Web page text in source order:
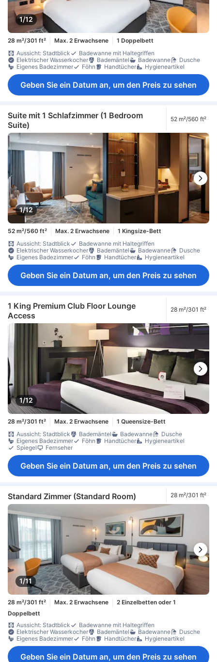
1/12
28 m²/301 ft² Max. 2 Erwachsene
1 Doppelbett
Aussicht: Stadtblick
Badewanne mit Haltegriffen
Elektrischer Wasserkocher
Bademäntel Badewanne
Dusche
Eigenes Badezimmer
Föhn Handtücher Hygieneartikel
Geben Sie ein Datum an, um den Preis zu sehen
Suite mit 1 Schlafzimmer (1 Bedroom
Suite)
52 m²/560 ft²
1/12
52 m²/560 ft² Max. 2 Erwachsene
1 Kingsize-Bett
Aussicht: Stadtblick
Badewanne mit Haltegriffen
Elektrischer Wasserkocher
Bademäntel Badewanne
Dusche
Eigenes Badezimmer
Föhn Handtücher Hygieneartikel
Geben Sie ein Datum an, um den Preis zu sehen
1 King Premium Club Floor Lounge
Access
28 m²/301 ft²
1/12
28 m²/301 ft² Max. 2 Erwachsene
1 Queensize-Bett
Aussicht: Stadtblick
Bademäntel Badewanne
Dusche
Eigenes Badezimmer
Föhn Handtücher
Hygieneartikel
Spiegel
Fernseher
Geben Sie ein Datum an, um den Preis zu sehen
Standard Zimmer (Standard Room) 28 m²/301 ft²
1/11
28 m²/301 ft² Max. 2 Erwachsene
2 Einzelbetten oder 1
Doppelbett
Aussicht: Stadtblick
Badewanne mit Haltegriffen
Elektrischer Wasserkocher
Bademäntel Badewanne
Dusche
Eigenes Badezimmer
Föhn Handtücher Hygieneartikel
Geben Sie ein Datum an, um den Preis zu sehen